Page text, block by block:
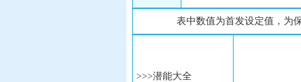
表中数值为首发设定值，为
>>>潜能大全